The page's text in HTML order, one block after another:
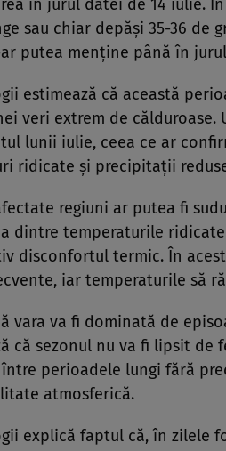
în jurul datei de 14 iulie.
sau chiar depăși 35-36 de
putea menține până în
estimează că această
veri extrem de
lunii iulie, ceea ce ar
ridicate și precipitații
regiuni ar putea fi
dintre temperaturile
disconfortul termic. În
iar temperaturile să
vara va fi dominată de
că sezonul nu va fi lipsit de
perioadele lungi fără
atmosferică.
explică faptul că, în zilele